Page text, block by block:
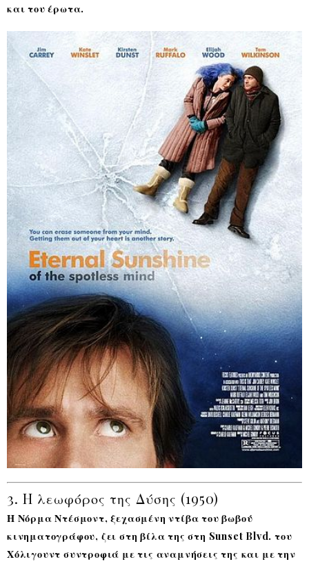
και του έρωτα.
3. H λεωφόρος της Δύσης (1950)
Η Νόρμα Ντέσμοντ, ξεχασμένη ντίβα του βωβού
κινηματογράφου, ζει στη βίλα της στη Sunset Blvd. του
Χόλιγουντ συντροφιά με τις αναμνήσεις της και με την